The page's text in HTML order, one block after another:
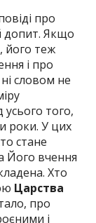
про
допит. Якщо
його теж
і про
словом не
того,
роки. У цих
стане
Його вчення
Хто
Царства
про
і